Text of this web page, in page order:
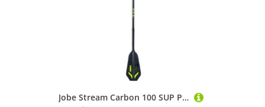
Jobe Stream Carbon 100 SUP Paddel 3-teilig Lime super leicht 610g